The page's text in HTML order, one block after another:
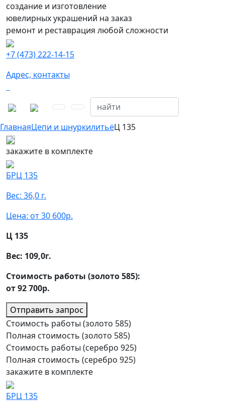
создание и изготовление
ювелирных украшений на заказ
ремонт и реставрация любой сложности
+7 (473) 222-14-15
Адрес, контакты
ГлавнаяЦепи и шнуркилитьёЦ 135
закажите в комплекте
БРЦ 135
Вес: 36,0 г.
Цена: от 30 600р.
Ц 135
Вес: 109,0г.
Стоимость работы (золото 585):
от 92 700р.
Отправить запрос
Стоимость работы (золото 585)
Полная стоимость (золото 585)
Стоимость работы (серебро 925)
Полная стоимость (серебро 925)
закажите в комплекте
БРЦ 135